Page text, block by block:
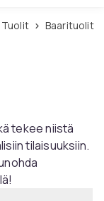
Tuolit Baarituolit
tekee niistä
tilaisuuksiin.